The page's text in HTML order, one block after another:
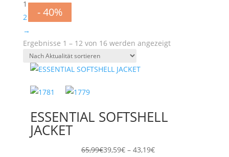
1
2
→
Ergebnisse 1 – 12 von 16 werden angezeigtNach
- 40%
ESSENTIAL SOFTSHELL
JACKET
65,99€39,59€ – 43,19€Preisspanne:
- 40%
- 40%
- 40%
- 40%
- 40%
- 40%
- 40%
- 40%
- 40%
- 40%
- 40%